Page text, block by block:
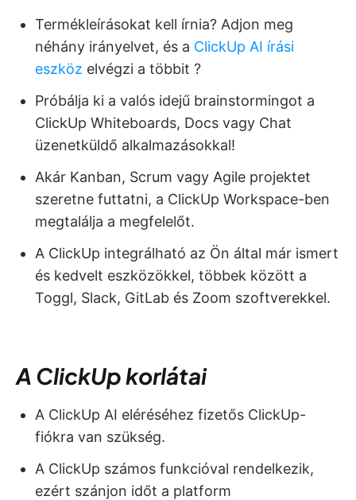
Termékleírásokat kell írnia? Adjon meg
néhány irányelvet, és a ClickUp AI írási
eszköz elvégzi a többit ?
Próbálja ki a valós idejű brainstormingot a
ClickUp Whiteboards, Docs vagy Chat
üzenetküldő alkalmazásokkal!
Akár Kanban, Scrum vagy Agile projektet
szeretne futtatni, a ClickUp Workspace-ben
megtalálja a megfelelőt.
A ClickUp integrálható az Ön által már ismert
és kedvelt eszközökkel, többek között a
Toggl, Slack, GitLab és Zoom szoftverekkel.
A ClickUp korlátai
A ClickUp AI eléréséhez fizetős ClickUp-
fiókra van szükség.
A ClickUp számos funkcióval rendelkezik,
ezért szánjon időt a platform